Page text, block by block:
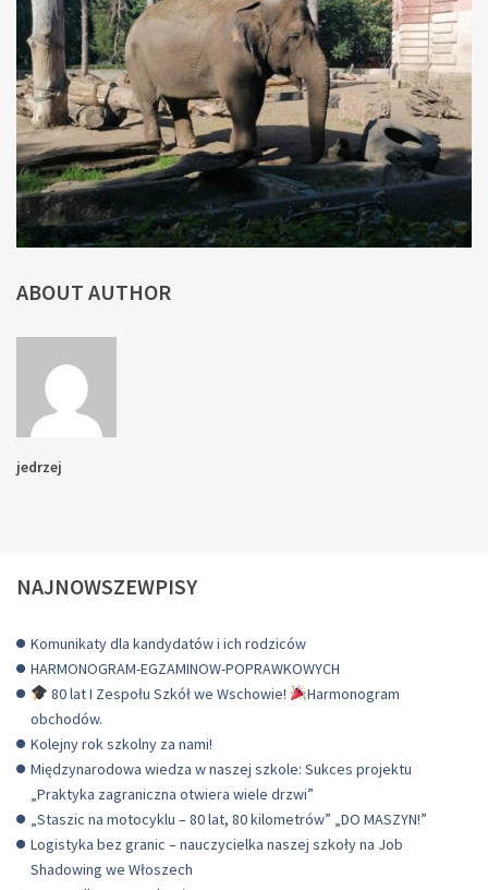
ABOUT AUTHOR
jedrzej
NAJNOWSZEWPISY
Komunikaty dla kandydatów i ich rodziców
HARMONOGRAM-EGZAMINOW-POPRAWKOWYCH
80 lat I Zespołu Szkół we Wschowie!
Harmonogram
obchodów.
Kolejny rok szkolny za nami!
Międzynarodowa wiedza w naszej szkole: Sukces projektu
„Praktyka zagraniczna otwiera wiele drzwi”
„Staszic na motocyklu – 80 lat, 80 kilometrów” „DO MASZYN!”
Logistyka bez granic – nauczycielka naszej szkoły na Job
Shadowing we Włoszech